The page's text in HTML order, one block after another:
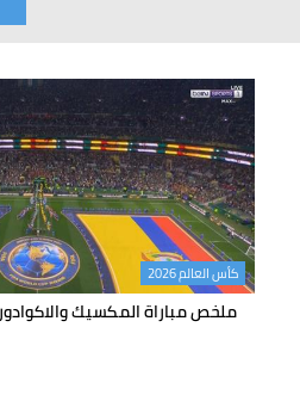
كأس العالم 2026
ملخص مباراة المكسيك والاكوادور (2-0) كاس